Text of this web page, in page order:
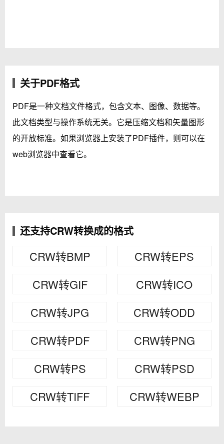
关于PDF格式
PDF是一种文档文件格式，包含文本、图像、数据等。
此文档类型与操作系统无关。它是压缩文档和矢量图形
的开放标准。如果浏览器上安装了PDF插件，则可以在
web浏览器中查看它。
还支持CRW转换成的格式
CRW转BMP
CRW转EPS
CRW转GIF
CRW转ICO
CRW转JPG
CRW转ODD
CRW转PDF
CRW转PNG
CRW转PS
CRW转PSD
CRW转TIFF
CRW转WEBP